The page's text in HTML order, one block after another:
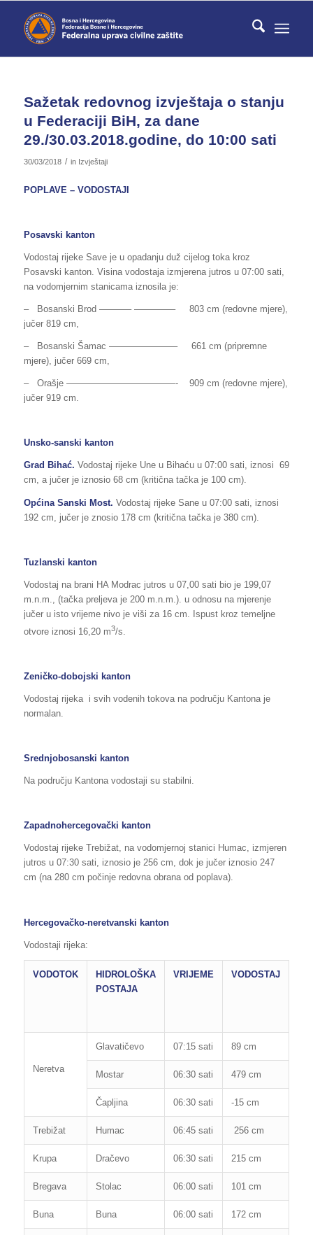
Sažetak redovnog izvještaja o stanju
u Federaciji BiH, za dane
29./30.03.2018.godine, do 10:00 sati
30/03/2018 / in Izvještaji
POPLAVE – VODOSTAJI
Posavski kanton
Vodostaj rijeke Save je u opadanju duž cijelog toka kroz
Posavski kanton. Visina vodostaja izmjerena jutros u 07:00 sati,
na vodomjernim stanicama iznosila je:
– Bosanski Brod ———– ————– 803 cm (redovne mjere),
jučer 819 cm,
– Bosanski Šamac ———————– 661 cm (pripremne
mjere), jučer 669 cm,
– Orašje ————————————- 909 cm (redovne mjere),
jučer 919 cm.
Unsko-sanski kanton
Grad Bihać. Vodostaj rijeke Une u Bihaću u 07:00 sati, iznosi 69
cm, a jučer je iznosio 68 cm (kritična tačka je 100 cm).
Općina Sanski Most. Vodostaj rijeke Sane u 07:00 sati, iznosi
192 cm, jučer je znosio 178 cm (kritična tačka je 380 cm).
Tuzlanski kanton
Vodostaj na brani HA Modrac jutros u 07,00 sati bio je 199,07
m.n.m., (tačka preljeva je 200 m.n.m.). u odnosu na mjerenje
jučer u isto vrijeme nivo je viši za 16 cm. Ispust kroz temeljne
otvore iznosi 16,20 m3/s.
Zeničko-dobojski kanton
Vodostaj rijeka i svih vodenih tokova na području Kantona je
normalan.
Srednjobosanski kanton
Na području Kantona vodostaji su stabilni.
Zapadnohercegovački kanton
Vodostaj rijeke Trebižat, na vodomjernoj stanici Humac, izmjeren
jutros u 07:30 sati, iznosio je 256 cm, dok je jučer iznosio 247
cm (na 280 cm počinje redovna obrana od poplava).
Hercegovačko-neretvanski kanton
Vodostaji rijeka:
VODOTOK
HIDROLOŠKA
POSTAJA
VRIJEME VODOSTAJ
Neretva
Glavatičevo 07:15 sati 89 cm
Mostar 06:30 sati 479 cm
Čapljina 06:30 sati -15 cm
Trebižat Humac 06:45 sati 256 cm
Krupa Dračevo 06:30 sati 215 cm
Bregava Stolac 06:00 sati 101 cm
Buna Buna 06:00 sati 172 cm